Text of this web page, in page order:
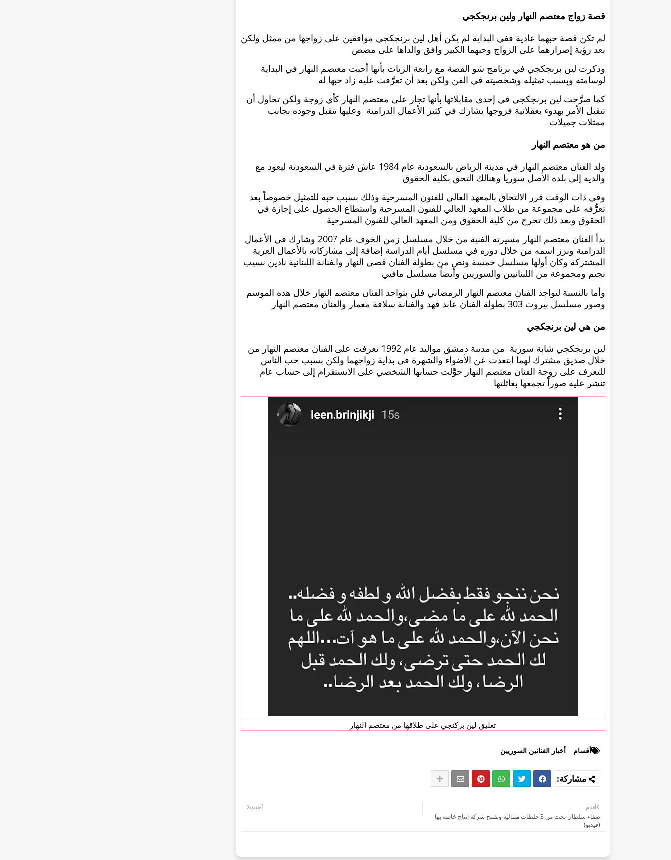
قصة زواج معتصم النهار ولين برنجكجي
لم تكن قصة حبهما عادية ففي البداية لم يكن أهل لين برنجكجي موافقين على زواجها من ممثل ولكن
بعد رؤية إصرارهما على الزواج وحبهما الكبير وافق والداها على مضض
وذكرت لين برنجكجي في برنامج شو القصة مع رابعة الزيات بأنها أحبت معتصم النهار في البداية
لوسامته وبسبب تمثيله وشخصيته في الفن ولكن بعد أن تعرَّفت عليه زاد حبها له
كما صرَّحت لين برنجكجي في إحدى مقابلاتها بأنها تجار على معتصم النهار كأي زوجة ولكن تحاول أن
تتقبل الأمر بهدوء بعقلانية فزوجها يشارك في كثير الأعمال الدرامية وعليها تتقبل وجوده بجانب
ممثلات جميلات
من هو معتصم النهار
ولد الفنان معتصم النهار في مدينة الرياض بالسعودية عام 1984 عاش فترة في السعودية ليعود مع
والديه إلى بلده الأصل سوريا وهنالك التحق بكلية الحقوق
وفي ذات الوقت قرر الالتحاق بالمعهد العالي للفنون المسرحية وذلك بسبب حبه للتمثيل خصوصاً بعد
تعرُّفه على مجموعة من طلاب المعهد العالي للفنون المسرحية واستطاع الحصول على إجازة في
الحقوق وبعد ذلك تخرج من كلية الحقوق ومن المعهد العالي للفنون المسرحية
بدأ الفنان معتصم النهار مسيرته الفنية من خلال مسلسل زمن الخوف عام 2007 وشارك في الأعمال
الدرامية وبرز اسمه من خلال دوره في مسلسل أيام الدراسة إضافة إلى مشاركاته بالأعمال العرية
المشتركة وكان أولها مسلسل خمسة ونص من بطولة الفنان قصي النهار والفنانة اللبنانية نادين نسيب
نجيم ومجموعة من اللبنانيين والسوريين وأيضاً مسلسل مافيي
وأما بالنسبة لتواجد الفنان معتصم النهار الرمضاني فلن يتواجد الفنان معتصم النهار خلال هذه الموسم
وصور مسلسل بيروت 303 بطولة الفنان عابد فهد والفنانة سلافة معمار والفنان معتصم النهار
من هي لين برنجكجي
لين برنجكجي شابة سورية من مدينة دمشق مواليد عام 1992 تعرفت على الفنان معتصم النهار من
خلال صديق مشترك لهما ابتعدت عن الأضواء والشهرة في بداية زواجهما ولكن بسبب حب الناس
للتعرف على زوجة الفنان معتصم النهار حوَّلت حسابها الشخصي على الانستقرام إلى حساب عام
تنشر عليه صوراً تجمعها بعائلتها
تعليق لين بركنجي على طلاقها من معتصم النهار
أقسام أخبار الفنانين السوريين
أحدث أقدم
صفاء سلطان نجت من 3 جلطات متتالية وتفتتح شركة إنتاج خاصة بها
(فيديو)